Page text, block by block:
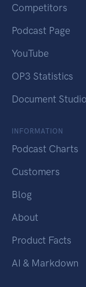
Competitors
Podcast Page
YouTube
OP3 Statistics
Document Studio
INFORMATION
Podcast Charts
Customers
Blog
About
Product Facts
AI & Markdown